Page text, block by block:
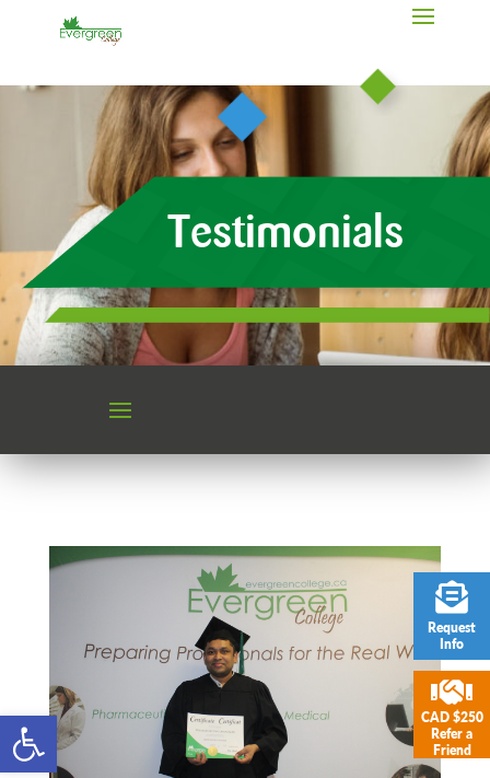
Open toolbar
Testimonials
Request
Info
CAD $250
Refer a
Friend